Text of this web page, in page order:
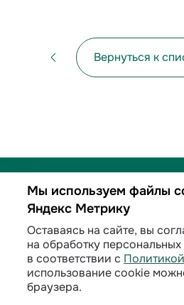
Вернуться к
Политика обработки
Договорные
Раскрытие
Мы используем файлы
Яндекс Метрику
Оставаясь на сайте, вы
на обработку
в соответствии с Политикой
использование cookie
браузера.